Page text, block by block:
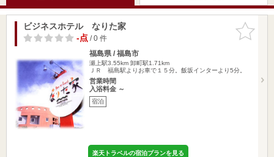
お気に入
りに追加
ビジネスホテル なりた家
-点/ 0 件
福島県 / 福島市
瀬上駅3.55km 卸町駅1.71km
ＪＲ 福島駅よりお車で１５分。飯坂インターより5分。
営業時間
入浴料金 ～
宿泊
楽天トラベルの宿泊プランを見る